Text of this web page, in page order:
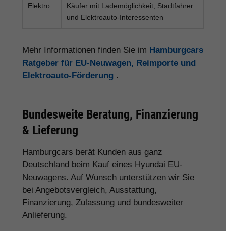
Elektro
Käufer mit Lademöglichkeit, Stadtfahrer
und Elektroauto-Interessenten
Mehr Informationen finden Sie im Hamburgcars
Ratgeber für EU-Neuwagen, Reimporte und
Elektroauto-Förderung .
Bundesweite Beratung, Finanzierung
& Lieferung
Hamburgcars berät Kunden aus ganz
Deutschland beim Kauf eines Hyundai EU-
Neuwagens. Auf Wunsch unterstützen wir Sie
bei Angebotsvergleich, Ausstattung,
Finanzierung, Zulassung und bundesweiter
Anlieferung.